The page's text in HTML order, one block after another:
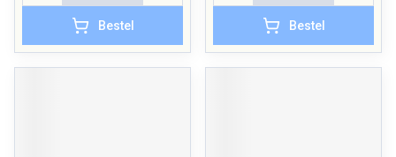
Bestel Bestel